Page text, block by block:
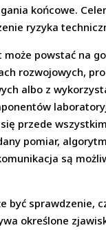
końcowe.
ryzyka
może powstać na
rozwojowych,
albo z
przede
pomiar,
są
być sprawdzenie,
określone